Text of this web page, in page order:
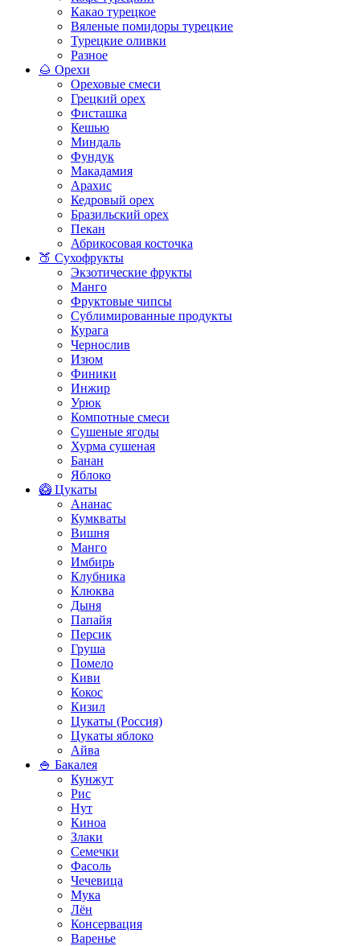
Какао турецкое
Вяленые помидоры турецкие
Турецкие оливки
Разное
🌰 Орехи
Ореховые смеси
Грецкий орех
Фисташка
Кешью
Миндаль
Фундук
Макадамия
Арахис
Кедровый орех
Бразильский орех
Пекан
Абрикосовая косточка
🍑 Сухофрукты
Экзотические фрукты
Манго
Фруктовые чипсы
Сублимированные продукты
Курага
Чернослив
Изюм
Финики
Инжир
Урюк
Компотные смеси
Сушеные ягоды
Хурма сушеная
Банан
Яблоко
🥝 Цукаты
Ананас
Кумкваты
Вишня
Манго
Имбирь
Клубника
Клюква
Дыня
Папайя
Персик
Груша
Помело
Киви
Кокос
Кизил
Цукаты (Россия)
Цукаты яблоко
Айва
🍚 Бакалея
Кунжут
Рис
Нут
Киноа
Злаки
Семечки
Фасоль
Чечевица
Мука
Лён
Консервация
Варенье